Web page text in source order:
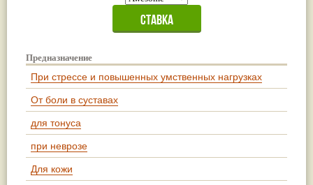
Предназначение
При стрессе и повышенных умственных нагрузках
От боли в суставах
для тонуса
при неврозе
Для кожи